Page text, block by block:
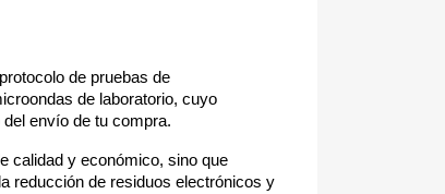
de pruebas de
de laboratorio, cuyo
envío de tu compra.
calidad y económico, sino que
reducción de residuos electrónicos y